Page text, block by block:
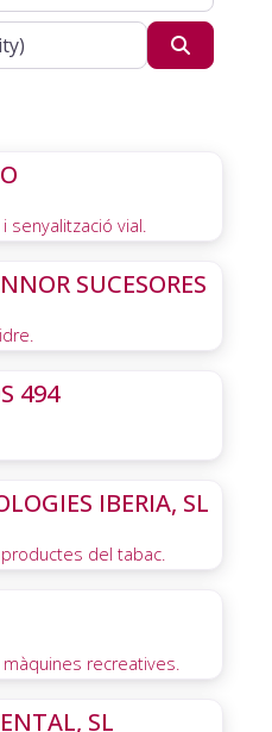
senyalització vial.
SUCESORES
494
IBERIA, SL
del tabac.
recreatives.
SL